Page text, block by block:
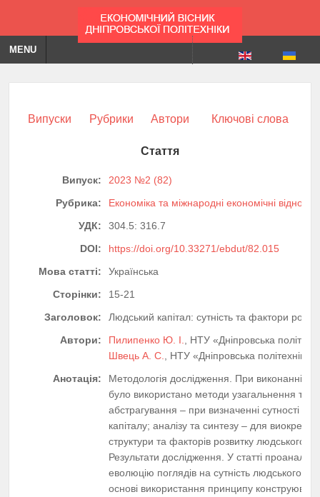
MENU
Випуски Рубрики Автори Ключові слова
Стаття
Випуск:
2023 №2 (82)
Рубрика:
Економіка та міжнародні економічні
УДК:
304.5: 316.7
DOI:
https://doi.org/10.33271/ebdut/82.015
Мова статті:
Українська
Сторінки:
15-21
Заголовок:
Людський капітал: сутність та фактори
Автори:
Пилипенко Ю. І.
, НТУ «Дніпровська
Швець А. С.
, НТУ «Дніпровська політехніка
Анотація:
Методологія дослідження. При виконанні
було використано методи узагальнення та
абстрагування – при визначенні сутності
капіталу; аналізу та синтезу – для
структури та факторів розвитку людського
Результати дослідження. У статті
еволюцію поглядів на сутність людського
основі використання принципу